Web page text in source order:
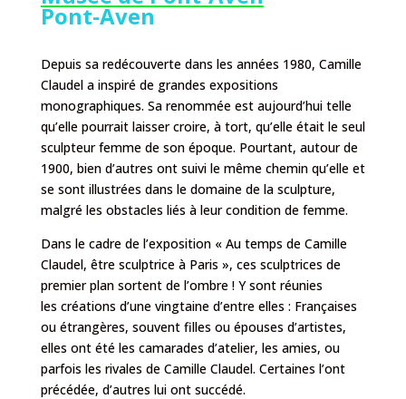
Pont-Aven
Depuis sa redécouverte dans les années 1980, Camille
Claudel a inspiré de grandes expositions
monographiques. Sa renommée est aujourd’hui telle
qu’elle pourrait laisser croire, à tort, qu’elle était le seul
sculpteur femme de son époque. Pourtant, autour de
1900, bien d’autres ont suivi le même chemin qu’elle et
se sont illustrées dans le domaine de la sculpture,
malgré les obstacles liés à leur condition de femme.
Dans le cadre de l’exposition « Au temps de Camille
Claudel, être sculptrice à Paris », ces sculptrices de
premier plan sortent de l’ombre ! Y sont réunies
les créations d’une vingtaine d’entre elles : Françaises
ou étrangères, souvent filles ou épouses d’artistes,
elles ont été les camarades d’atelier, les amies, ou
parfois les rivales de Camille Claudel. Certaines l’ont
précédée, d’autres lui ont succédé.